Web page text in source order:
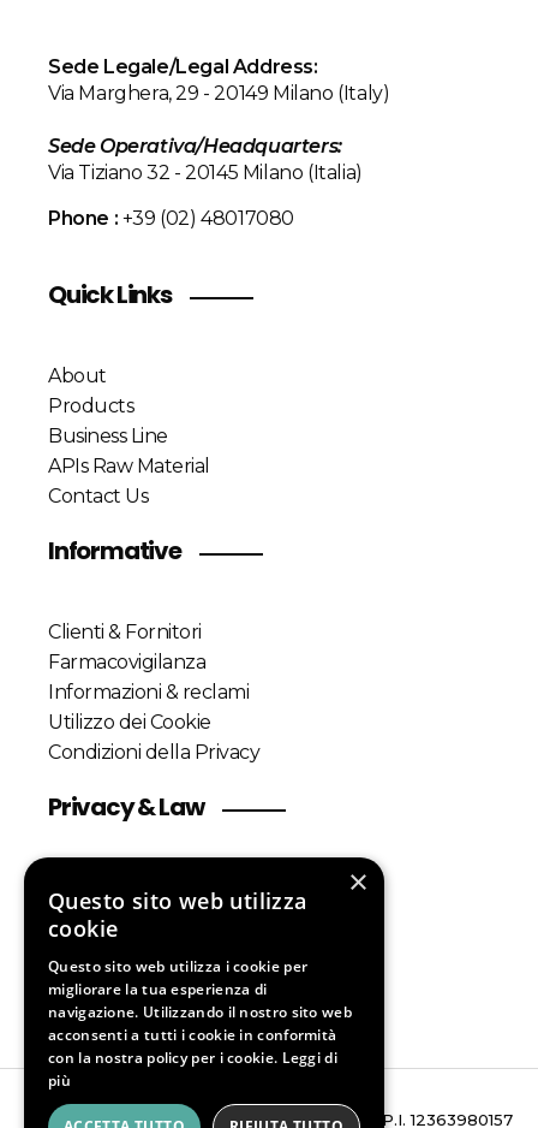
Sede Legale/Legal Address:
Via Marghera, 29 - 20149 Milano (Italy)
Sede Operativa/Headquarters:
Via Tiziano 32 - 20145 Milano (Italia)
Phone : +39 (02) 48017080
Quick Links
About
Products
Business Line
APIs Raw Material
Contact Us
Informative
Clienti & Fornitori
Farmacovigilanza
Informazioni & reclami
Utilizzo dei Cookie
Condizioni della Privacy
Privacy & Law
Customers & Suppliers
Pharmacovigilance Policy
Cookie Policy
Privacy Policy
© 2020 Pharmacare srl. All rights reserved | P.I. 12363980157
×
Questo sito web utilizza
cookie
Questo sito web utilizza i cookie per
migliorare la tua esperienza di
navigazione. Utilizzando il nostro sito web
acconsenti a tutti i cookie in conformità
con la nostra policy per i cookie. Leggi di
più